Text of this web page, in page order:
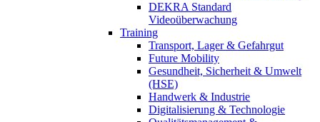
DEKRA Standard
Videoüberwachung
Training
Transport, Lager & Gefahrgut
Future Mobility
Gesundheit, Sicherheit & Umwelt
(HSE)
Handwerk & Industrie
Digitalisierung & Technologie